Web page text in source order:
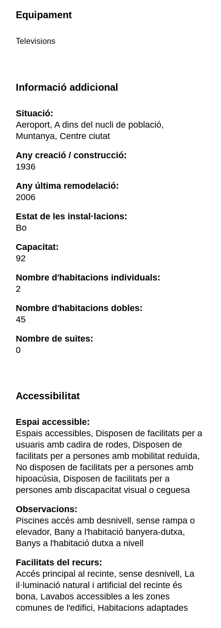
Equipament
Televisions
Informació addicional
Situació:
Aeroport, A dins del nucli de població,
Muntanya, Centre ciutat
Any creació / construcció:
1936
Any última remodelació:
2006
Estat de les instal·lacions:
Bo
Capacitat:
92
Nombre d'habitacions individuals:
2
Nombre d'habitacions dobles:
45
Nombre de suites:
0
Accessibilitat
Espai accessible:
Espais accessibles, Disposen de facilitats per a
usuaris amb cadira de rodes, Disposen de
facilitats per a persones amb mobilitat reduïda,
No disposen de facilitats per a persones amb
hipoacúsia, Disposen de facilitats per a
persones amb discapacitat visual o ceguesa
Observacions:
Piscines accés amb desnivell, sense rampa o
elevador, Bany a l'habitació banyera-dutxa,
Banys a l'habitació dutxa a nivell
Facilitats del recurs:
Accés principal al recinte, sense desnivell, La
il·luminació natural i artificial del recinte és
bona, Lavabos accessibles a les zones
comunes de l'edifici, Habitacions adaptades